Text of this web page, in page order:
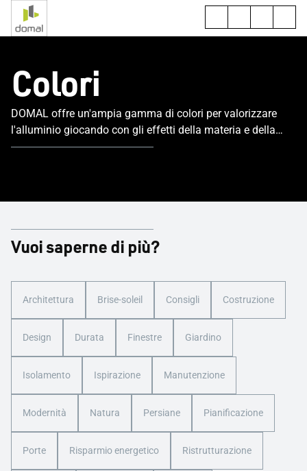
Colori
DOMAL offre un'ampia gamma di colori per valorizzare
l'alluminio giocando con gli effetti della materia e della
luce.
Vuoi saperne di più?
Architettura Brise-soleil Consigli Costruzione
Design Durata Finestre Giardino
Isolamento Ispirazione Manutenzione
Modernità Natura Persiane Pianificazione
Porte Risparmio energetico Ristrutturazione